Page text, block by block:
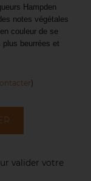
Hampden
notes végétales
couleur de se
beurrées et
)
valider votre